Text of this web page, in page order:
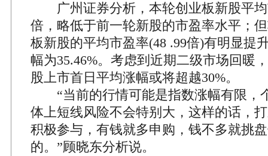
广州证券分析，本轮创业板新股平均
倍，略低于前一轮新股的市盈率水平；
板新股的平均市盈率(48 .99倍)有明显提
幅为35.46%。考虑到近期二级市场回暖
股上市首日平均涨幅或将超越30%。
“当前的行情可能是指数涨幅有限，
体上短线风险不会特别大，这样的话，
积极参与，有钱就多申购，钱不多就挑
的。”顾晓东分析说。